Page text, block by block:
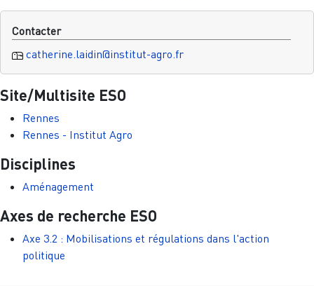
Contacter
catherine.laidin@institut-agro.fr
Site/Multisite ESO
Rennes
Rennes - Institut Agro
Disciplines
Aménagement
Axes de recherche ESO
Axe 3.2 : Mobilisations et régulations dans l'action
politique